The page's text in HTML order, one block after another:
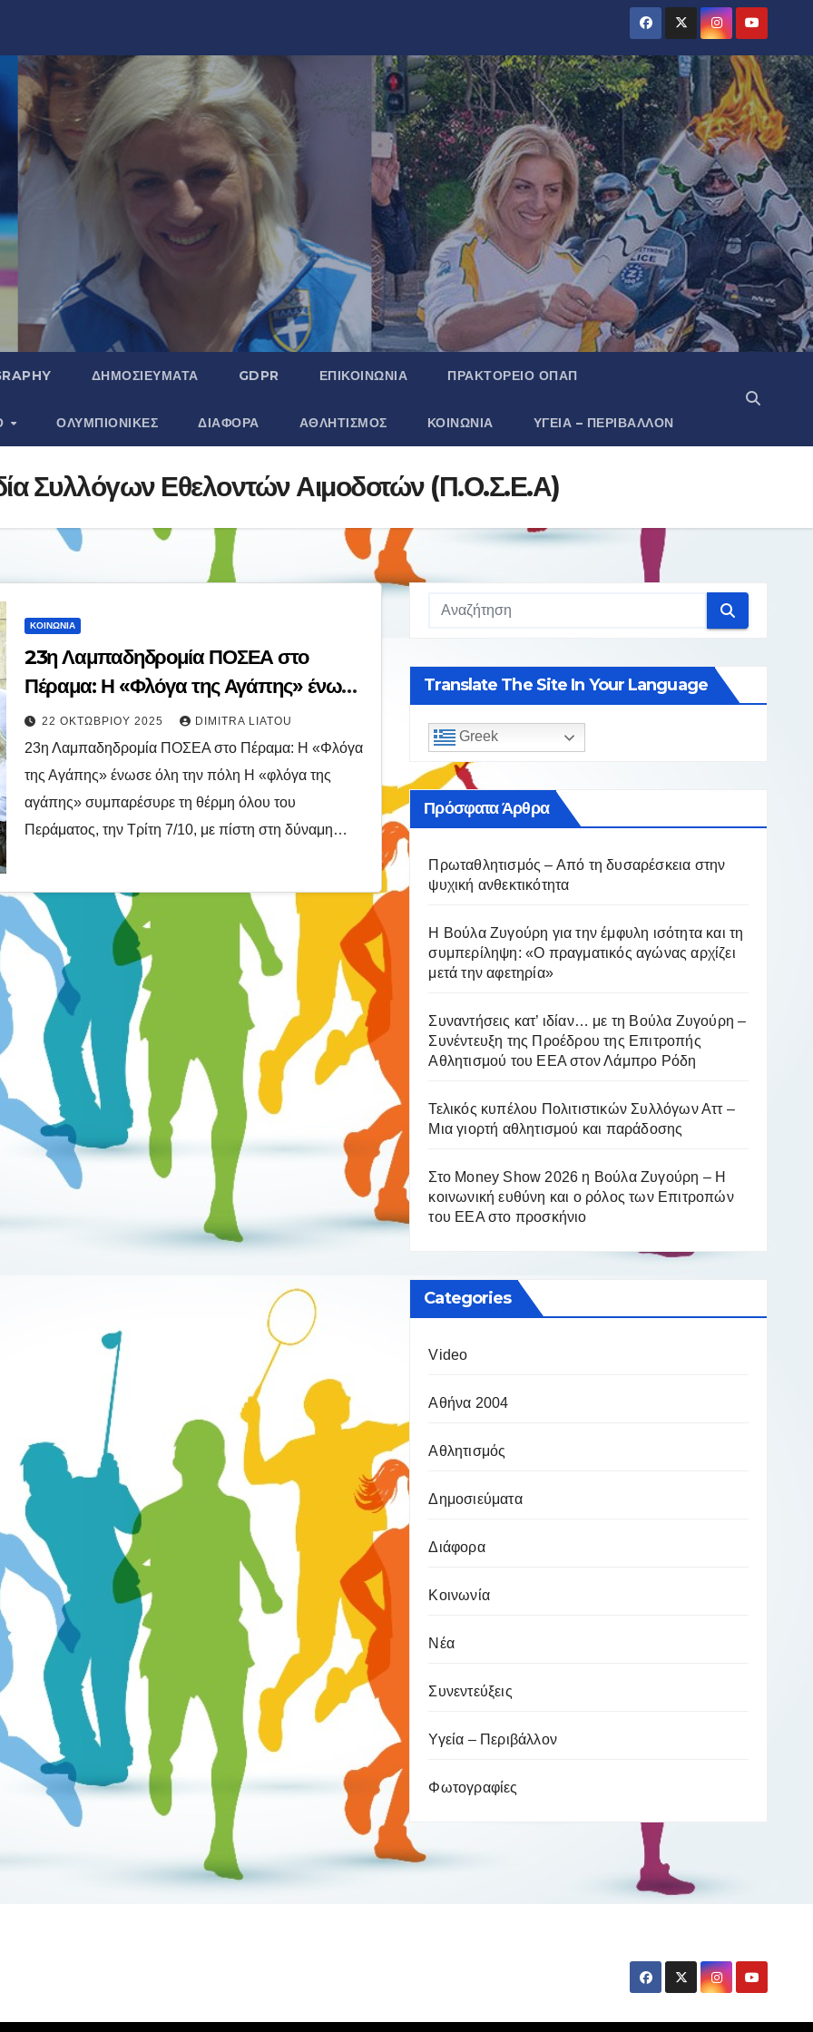
ΔΗΜΟΣΙΕΎΜΑΤΑ GDPR ΕΠΙΚΟΙΝΩΝΊΑ ΠΡΑΚΤΟΡΕΊΟ ΟΠΑΠ
ΟΛΥΜΠΙΟΝΊΚΕΣ ΔΙΆΦΟΡΑ ΑΘΛΗΤΙΣΜΌΣ ΚΟΙΝΩΝΊΑ ΥΓΕΊΑ – ΠΕΡΙΒΆΛΛΟΝ
Συλλόγων Εθελοντών Αιμοδοτών (Π.Ο.Σ.Ε.Α)
ΚΟΙΝΩΝΊΑ
23η Λαμπαδηδρομία ΠΟΣΕΑ στο
Πέραμα: Η «Φλόγα της Αγάπης» ένωσε
όλη την πόλη
22 ΟΚΤΩΒΡΊΟΥ 2025 DIMITRA LIATOU
23η Λαμπαδηδρομία ΠΟΣΕΑ στο Πέραμα: Η «Φλόγα
της Αγάπης» ένωσε όλη την πόλη Η «φλόγα της
αγάπης» συμπαρέσυρε τη θέρμη όλου του
Περάματος, την Τρίτη 7/10, με πίστη στη δύναμη…
Translate The Site In Your Language
Greek
Πρόσφατα Άρθρα
Πρωταθλητισμός – Από τη δυσαρέσκεια στην
ψυχική ανθεκτικότητα
Η Βούλα Ζυγούρη για την έμφυλη ισότητα και τη
συμπερίληψη: «Ο πραγματικός αγώνας αρχίζει
μετά την αφετηρία»
Συναντήσεις κατ’ ιδίαν… με τη Βούλα Ζυγούρη –
Συνέντευξη της Προέδρου της Επιτροπής
Αθλητισμού του ΕΕΑ στον Λάμπρο Ρόδη
Τελικός κυπέλου Πολιτιστικών Συλλόγων Αττ –
Μια γιορτή αθλητισμού και παράδοσης
Στο Money Show 2026 η Βούλα Ζυγούρη – Η
κοινωνική ευθύνη και ο ρόλος των Επιτροπών
του ΕΕΑ στο προσκήνιο
Categories
Video
Αθήνα 2004
Αθλητισμός
Δημοσιεύματα
Διάφορα
Κοινωνία
Νέα
Συνεντεύξεις
Υγεία – Περιβάλλον
Φωτογραφίες